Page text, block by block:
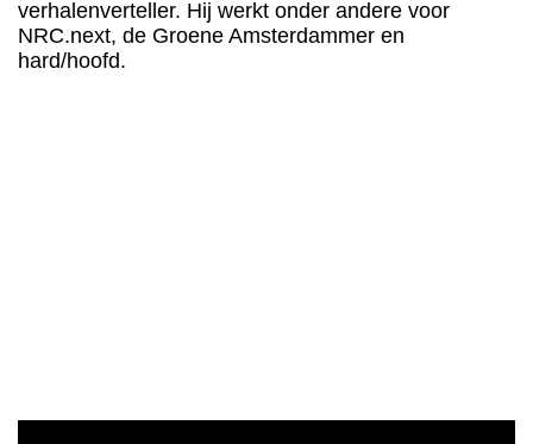
verhalenverteller. Hij werkt onder andere voor
NRC.next, de Groene Amsterdammer en
hard/hoofd.